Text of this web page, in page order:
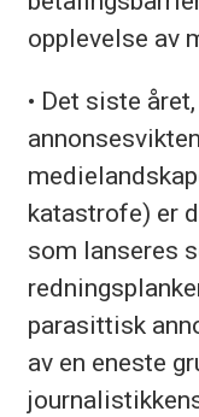
opplevelse av
• Det siste
katastrofe) er
som lanseres
parasittisk
av en eneste